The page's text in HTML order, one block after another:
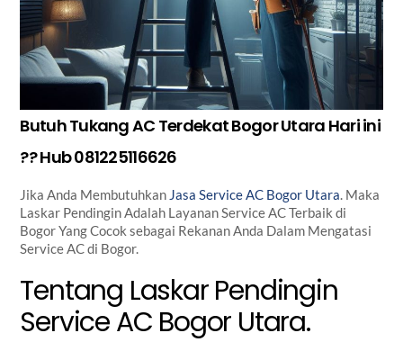
Butuh Tukang AC Terdekat Bogor Utara Hari ini
?? Hub 081225116626
Jika Anda Membutuhkan Jasa Service AC Bogor Utara. Maka
Laskar Pendingin Adalah Layanan Service AC Terbaik di
Bogor Yang Cocok sebagai Rekanan Anda Dalam Mengatasi
Service AC di Bogor.
Tentang Laskar Pendingin
Service AC Bogor Utara.